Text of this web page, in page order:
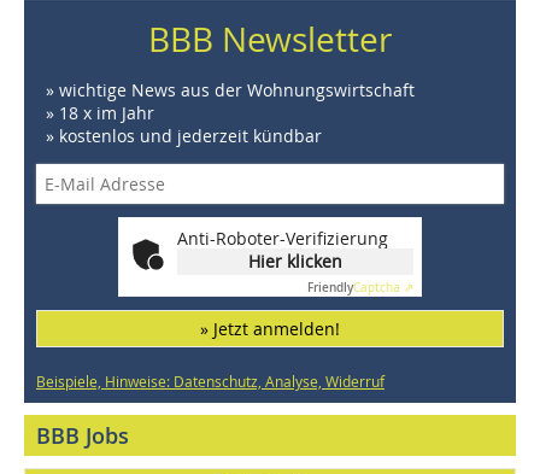
BBB Newsletter
» wichtige News aus der Wohnungswirtschaft
» 18 x im Jahr
» kostenlos und jederzeit kündbar
Anti-Roboter-Verifizierung
Hier klicken
FriendlyCaptcha ⇗
» Jetzt anmelden!
Beispiele, Hinweise: Datenschutz, Analyse, Widerruf
BBB Jobs